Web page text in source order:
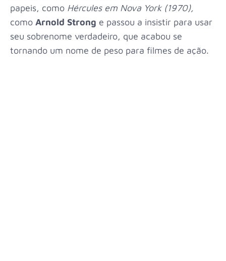
papeis, como Hércules em Nova York (1970),
como Arnold Strong e passou a insistir para usar
seu sobrenome verdadeiro, que acabou se
tornando um nome de peso para filmes de ação.